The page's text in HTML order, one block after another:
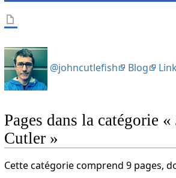
@johncutlefish Blog
Pages dans la catégorie «
Cutler »
Cette catégorie comprend 9 pages,